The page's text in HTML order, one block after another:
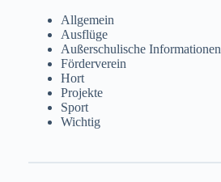
Allgemein
Ausflüge
Außerschulische Informationen
Förderverein
Hort
Projekte
Sport
Wichtig